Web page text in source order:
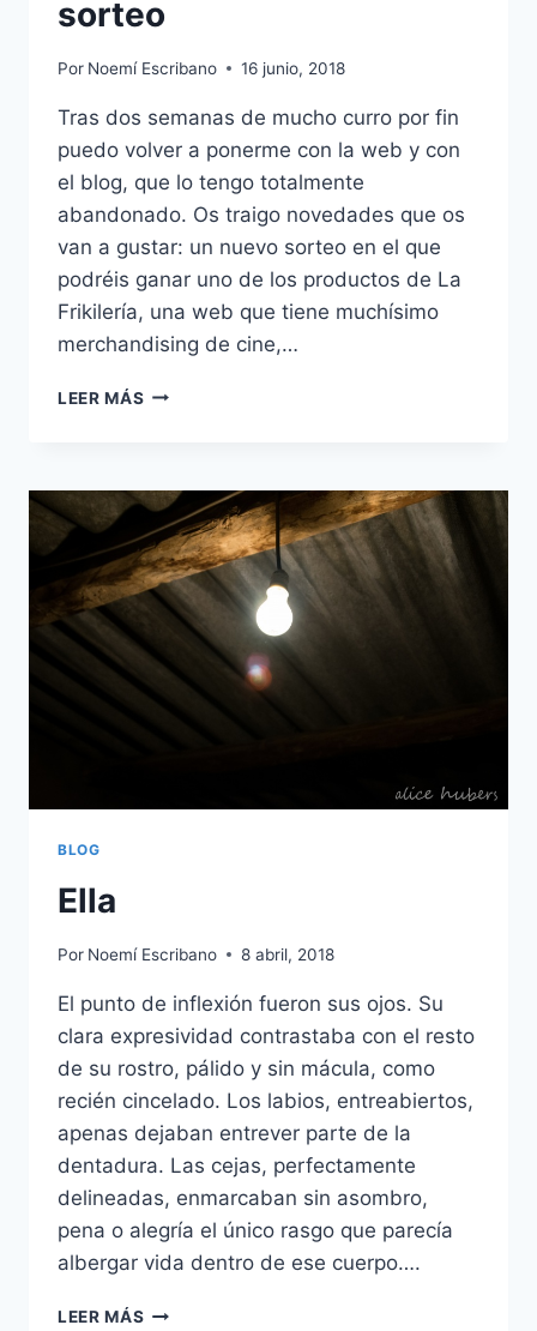
sorteo
Por Noemí Escribano 16 junio, 2018
Tras dos semanas de mucho curro por fin
puedo volver a ponerme con la web y con
el blog, que lo tengo totalmente
abandonado. Os traigo novedades que os
van a gustar: un nuevo sorteo en el que
podréis ganar uno de los productos de La
Frikilería, una web que tiene muchísimo
merchandising de cine,…
LEER MÁS CUATRO
BLOG
Ella
Por Noemí Escribano 8 abril, 2018
El punto de inflexión fueron sus ojos. Su
clara expresividad contrastaba con el resto
de su rostro, pálido y sin mácula, como
recién cincelado. Los labios, entreabiertos,
apenas dejaban entrever parte de la
dentadura. Las cejas, perfectamente
delineadas, enmarcaban sin asombro,
pena o alegría el único rasgo que parecía
albergar vida dentro de ese cuerpo….
LEER MÁS ELLA